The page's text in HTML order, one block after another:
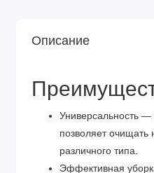
Описание
Универсальность —
позволяет очищать
различного типа.
Эффективная